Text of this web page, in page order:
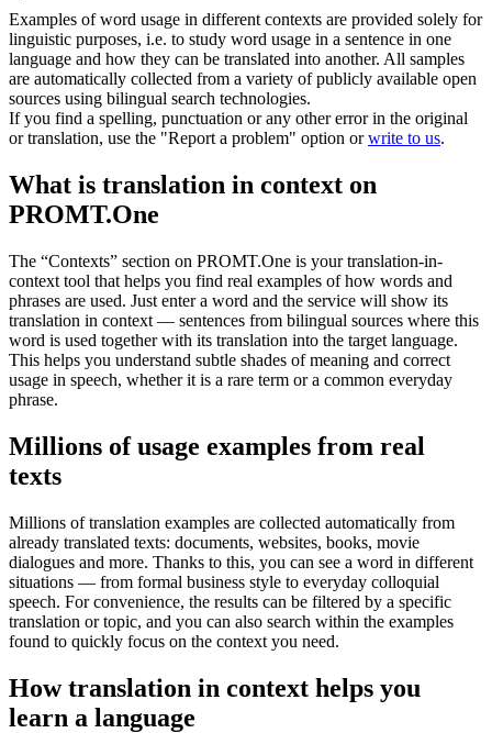
Examples of word usage in different contexts are provided solely for
linguistic purposes, i.e. to study word usage in a sentence in one
language and how they can be translated into another. All samples
are automatically collected from a variety of publicly available open
sources using bilingual search technologies.
If you find a spelling, punctuation or any other error in the original
or translation, use the "Report a problem" option orwrite to us.
What is translation in context on
PROMT.One
The “Contexts” section on PROMT.One is your translation-in-
context tool that helps you find real examples of how words and
phrases are used. Just enter a word and the service will show its
translation in context — sentences from bilingual sources where this
word is used together with its translation into the target language.
This helps you understand subtle shades of meaning and correct
usage in speech, whether it is a rare term or a common everyday
phrase.
Millions of usage examples from real
texts
Millions of translation examples are collected automatically from
already translated texts: documents, websites, books, movie
dialogues and more. Thanks to this, you can see a word in different
situations — from formal business style to everyday colloquial
speech. For convenience, the results can be filtered by a specific
translation or topic, and you can also search within the examples
found to quickly focus on the context you need.
How translation in context helps you
learn a language